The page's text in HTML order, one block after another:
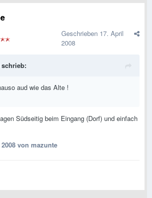
Geschrieben 17. April
2008
schrieb:
aud wie das Alte !
Südseitig beim Eingang (Dorf) und einfach
von mazunte